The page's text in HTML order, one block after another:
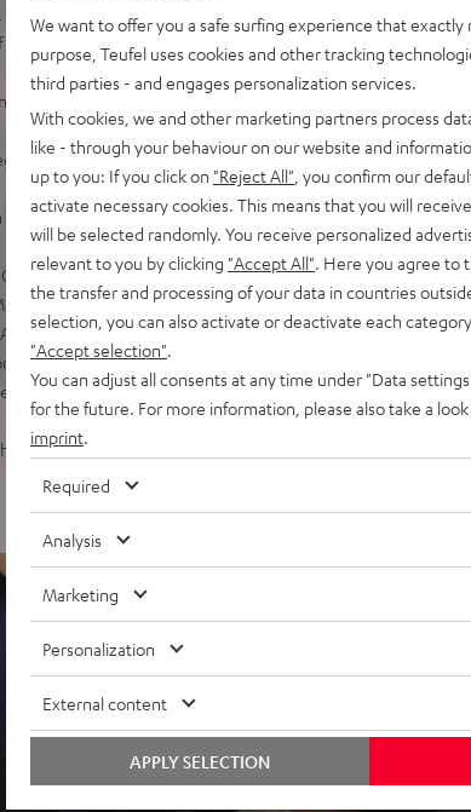
500
höchstem Niveau, geeignet auch für
TV-Receiver und mehr, Subwoofer
System, für beispiellose Räumlichkeit,
hohe Impulstreue, Dynamik und
USB-Playback, Phono-Eingang
Eingänge und 1 HDMI Ausgang mit
und Dolby Vision
with Alexa, Google Assistant, Apple
via TuneIn, Deezer, Spotify
& Riemenantrieb, geeignet für LP
We want to offer you a safe surfing experience that
purpose, Teufel uses cookies and other tracking
third parties - and engages personalization services.
With cookies, we and other marketing partners process
like - through your behaviour on our website and
up to you: If you click on "Reject All" , you confirm our
activate necessary cookies. This means that you will
will be selected randomly. You receive personalized
relevant to you by clicking "Accept All" . Here you agree to
the transfer and processing of your data in countries
selection, you can also activate or deactivate each
"Accept selection"
You can adjust all consents at any time under "Data
for the future. For more information, please also take a
imprint
Required
Analysis
Marketing
Personalization
External content
APPLY SELECTION